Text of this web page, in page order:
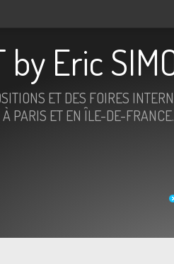
by Eric
ET DES FOIRES
PARIS ET EN ÎLE-DE-